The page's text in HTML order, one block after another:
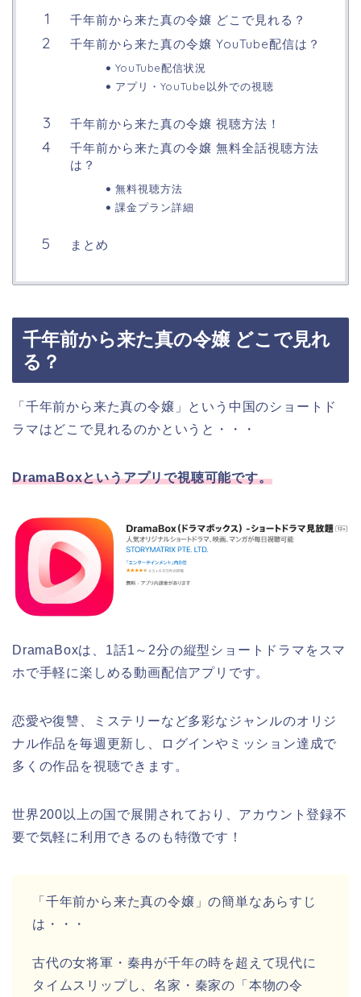
千年前から来た真の令嬢 どこで見れる？
千年前から来た真の令嬢 YouTube配信は？
YouTube配信状況
アプリ・YouTube以外での視聴
千年前から来た真の令嬢 視聴方法！
千年前から来た真の令嬢 無料全話視聴方法
は？
無料視聴方法
課金プラン詳細
まとめ
千年前から来た真の令嬢 どこで見れ
る？
「千年前から来た真の令嬢」という中国のショートド
ラマはどこで見れるのかというと・・・
DramaBoxというアプリで視聴可能です。
DramaBoxは、1話1～2分の縦型ショートドラマをスマ
ホで手軽に楽しめる動画配信アプリです。
恋愛や復讐、ミステリーなど多彩なジャンルのオリジ
ナル作品を毎週更新し、ログインやミッション達成で
多くの作品を視聴できます。
世界200以上の国で展開されており、アカウント登録不
要で気軽に利用できるのも特徴です！
「千年前から来た真の令嬢」の簡単なあらすじ
は・・・
古代の女将軍・秦冉が千年の時を超えて現代に
タイムスリップし、名家・秦家の「本物の令